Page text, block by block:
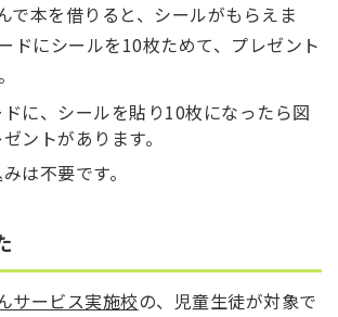
本を借りると、シールがもらえま
ドにシールを10枚ためて、プレゼント
に、シールを貼り10枚になったら図
ントがあります。
は不要です。
サービス実施校の、児童生徒が対象で